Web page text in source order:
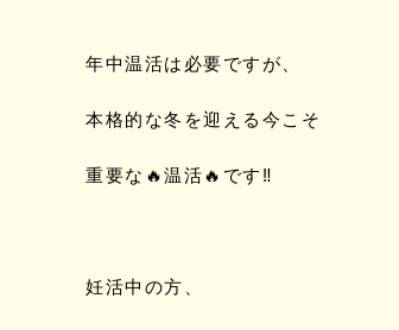
年中温活は必要ですが、
本格的な冬を迎える今こそ
重要な🔥温活🔥です‼️
妊活中の方、